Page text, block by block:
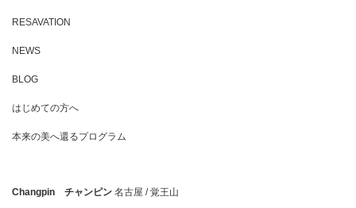
RESAVATION
NEWS
BLOG
はじめての方へ
本来の美へ還るプログラム
Changpin チャンピン 名古屋 / 覚王山